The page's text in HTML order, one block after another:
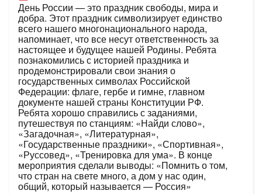
День России — это праздник свободы, мира и
добра. Этот праздник символизирует единство
всего нашего многонационального народа,
напоминает, что все несут ответственность за
настоящее и будущее нашей Родины. Ребята
познакомились с историей праздника и
продемонстрировали свои знания о
государственных символах Российской
Федерации: флаге, гербе и гимне, главном
документе нашей страны Конституции РФ.
Ребята хорошо справились с заданиями,
путешествуя по станциям: «Найди слово»,
«Загадочная», «Литературная»,
«Государственные праздники», «Спортивная»,
«Руссовед», «Тренировка для ума». В конце
мероприятия сделали выводы: «Помнить о том,
что стран на свете много, а дом у нас один,
общий, который называется — Россия»